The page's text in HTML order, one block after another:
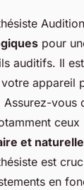
pour
auditifs. Il
appareil
vous
ceux
et naturelle
est
en